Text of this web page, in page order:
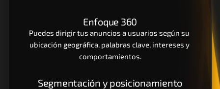
Enfoque 360
Puedes dirigir tus anuncios a usuarios según su
ubicación geográfica, palabras clave, intereses y
comportamientos.
Segmentación y posicionamiento